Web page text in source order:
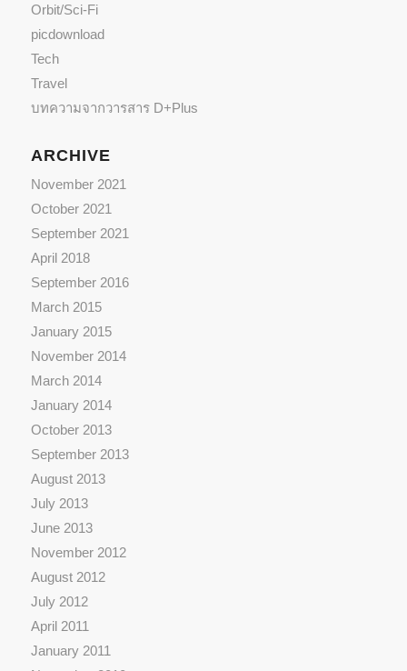
Orbit/Sci-Fi
picdownload
Tech
Travel
บทความจากวารสาร D+Plus
ARCHIVE
November 2021
October 2021
September 2021
April 2018
September 2016
March 2015
January 2015
November 2014
March 2014
January 2014
October 2013
September 2013
August 2013
July 2013
June 2013
November 2012
August 2012
July 2012
April 2011
January 2011